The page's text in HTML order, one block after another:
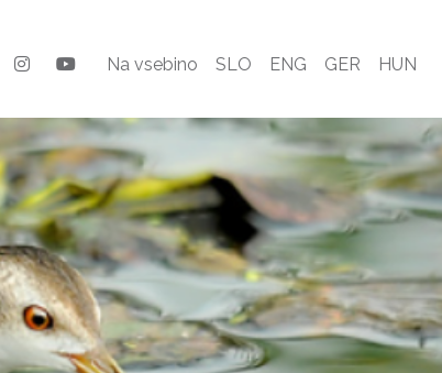
Na vsebino SLO ENG GER HUN